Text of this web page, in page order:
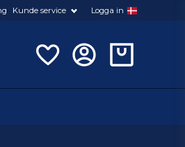
Kunde service Logga in